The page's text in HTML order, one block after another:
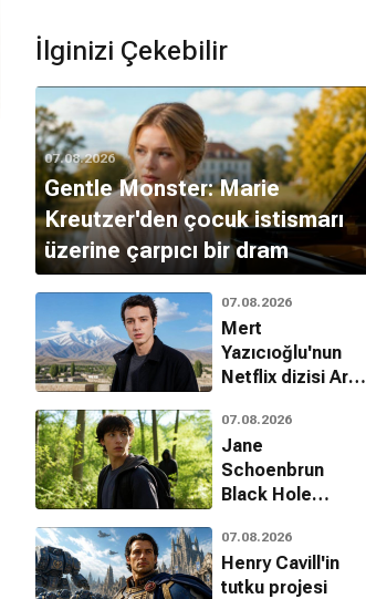
İlginizi Çekebilir
07.08.2026
Gentle Monster: Marie
Kreutzer'den çocuk istismarı
üzerine çarpıcı bir dram
07.08.2026
Mert
Yazıcıoğlu'nun
Netflix dizisi Aras
gelişme
07.08.2026
Jane
Schoenbrun
Black Hole
senaryo
çalışmalarına hız
verdi
07.08.2026
Henry Cavill'in
tutku projesi